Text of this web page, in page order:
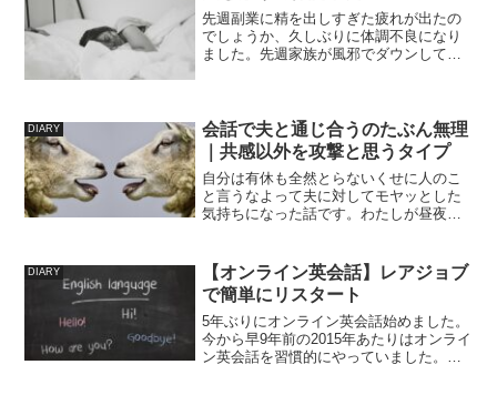
響で起立することもあるそ...
先週副業に精を出しすぎた疲れが出たの
でしょうか、久しぶりに体調不良になり
ました。先週家族が風邪でダウンしてい
ので症状的には別物です。...
DIARY
会話で夫と通じ合うのたぶん無理
｜共感以外を攻撃と思うタイプ
自分は有休も全然とらないくせに人のこ
と言うなよって夫に対してモヤッとした
気持ちになった話です。わたしが昼夜問
労はしたほうがいいと思うんだけど。今
になって忙しくしてるのは...
DIARY
【オンライン英会話】レアジョブ
で簡単にリスタート
5年ぶりにオンライン英会話始めました。
今から早9年前の2015年あたりはオンライ
ン英会話を習慣的にやっていました。そ